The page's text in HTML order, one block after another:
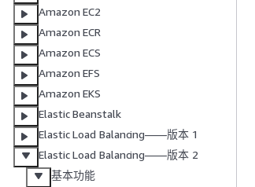
Amazon EC2
Amazon ECR
Amazon ECS
Amazon EFS
Amazon EKS
Elastic Beanstalk
Elastic Load Balancing——版本 1
Elastic Load Balancing——版本 2
基本功能